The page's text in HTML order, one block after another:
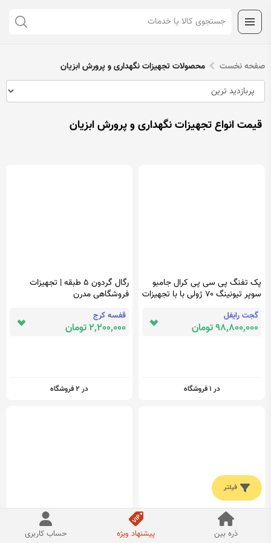
صفحه نخست محصولات تجهیزات نگهداری و پرورش ابزیان
قیمت انواع تجهیزات نگهداری و پرورش ابزیان
پک تفنگ پی سی پی کرال جامبو
سوپر تیونینگ ۷۰ ژولی با با تجهیزات
گجت رایفل
98,800,000 تومان
در 1 فروشگاه
رگال گردون 5 طبقه | تجهیزات
فروشگاهی مدرن
قفسه کرج
2,200,000 تومان
در 2 فروشگاه
تفنگ پی سی پی کرال پانچر بیگ
هورن بلک اس 97 ژولی با تجهیزات
سوکت کروز - اتوگاما | فروشگاه
فیلتر
ذره بین پیشنهاد ویژه حساب کاربری